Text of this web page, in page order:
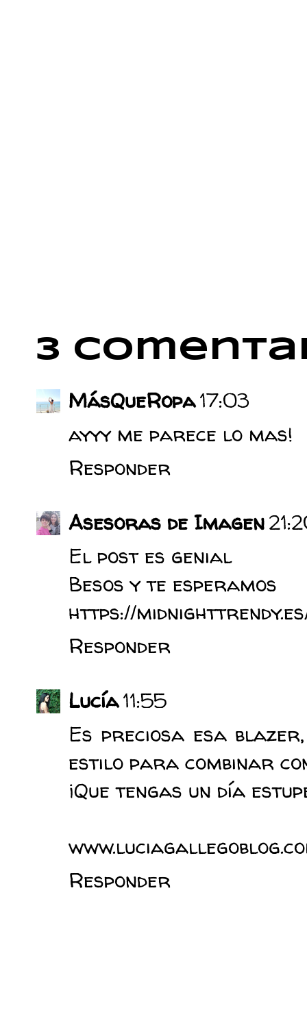
3
MásQueRopa17:03
ayyy me parece lo mas!
Responder
Asesoras de Imagen
El post es genial
Besos y te esperamos
https://
Responder
Lucía11:55
Es preciosa esa
estilo para combinar
¡Que tengas un día
Responder